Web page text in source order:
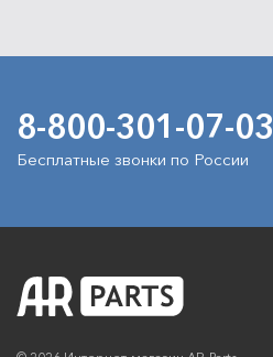
8-800-301-07-03
Бесплатные звонки по России